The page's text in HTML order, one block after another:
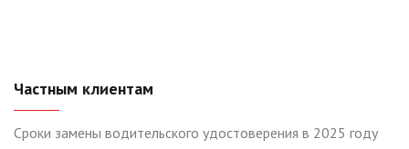
Частным клиентам
Сроки замены водительского удостоверения в 2025 году